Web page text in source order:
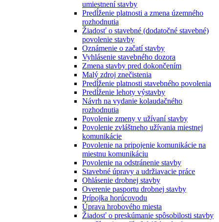
umiestnení stavby
Predĺženie platnosti a zmena územného
rozhodnutia
Žiadosť o stavebné (dodatočné stavebné)
povolenie stavby
Oznámenie o začatí stavby
Vyhlásenie stavebného dozora
Zmena stavby pred dokončením
Malý zdroj znečistenia
Predĺženie platnosti stavebného povolenia
Predĺženie lehoty výstavby
Návrh na vydanie kolaudačného
rozhodnutia
Povolenie zmeny v užívaní stavby
Povolenie zvláštneho užívania miestnej
komunikácie
Povolenie na pripojenie komunikácie na
miestnu komunikáciu
Povolenie na odstránenie stavby
Stavebné úpravy a udržiavacie práce
Ohlásenie drobnej stavby
Overenie pasportu drobnej stavby
Prípojka horúcovodu
Úprava hrobového miesta
Žiadosť o preskúmanie spôsobilosti stavby